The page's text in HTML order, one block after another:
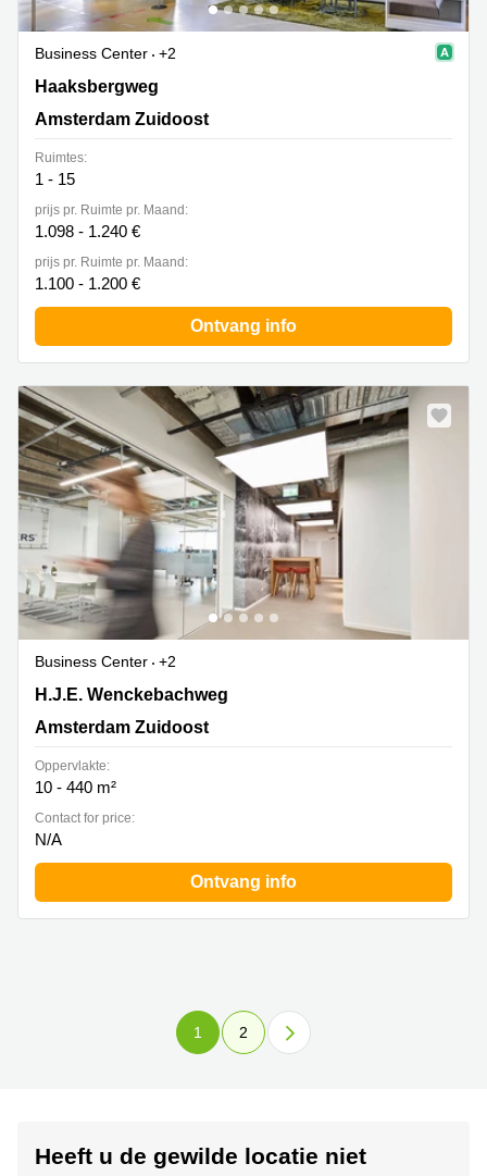
Business Center
+2
Haaksbergweg 75, Amsterdam Zuidoost
Haaksbergweg
Amsterdam Zuidoost
Ruimtes:
1 - 15
prijs pr. Ruimte pr. Maand:
1.098 - 1.240 €
prijs pr. Ruimte pr. Maand:
1.100 - 1.200 €
Ontvang info
Business Center
+2
H.J.E. Wenckebachweg, 90, Amsterdam Zuidoost
H.J.E. Wenckebachweg
Amsterdam Zuidoost
Oppervlakte:
10 - 440 m²
Contact for price:
N/A
Ontvang info
1 2
Heeft u de gewilde locatie niet